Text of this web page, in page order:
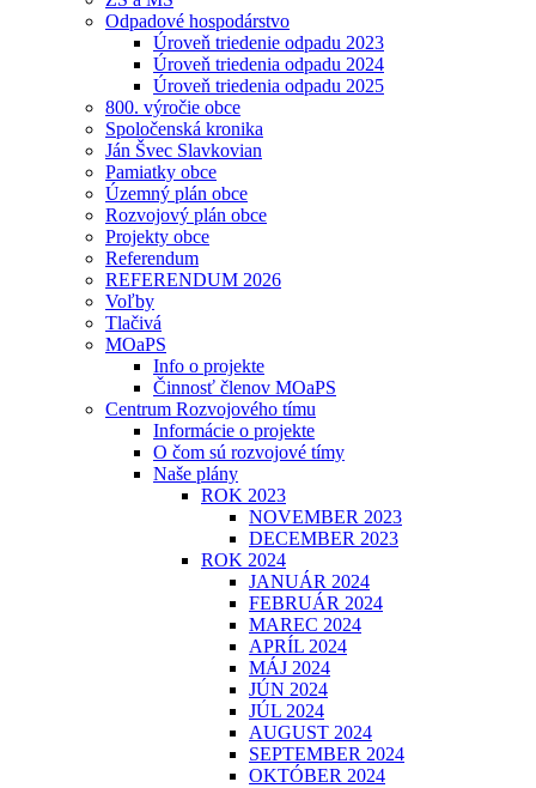
Odpadové hospodárstvo
Úroveň triedenie odpadu 2023
Úroveň triedenia odpadu 2024
Úroveň triedenia odpadu 2025
800. výročie obce
Spoločenská kronika
Ján Švec Slavkovian
Pamiatky obce
Územný plán obce
Rozvojový plán obce
Projekty obce
Referendum
REFERENDUM 2026
Voľby
Tlačivá
MOaPS
Info o projekte
Činnosť členov MOaPS
Centrum Rozvojového tímu
Informácie o projekte
O čom sú rozvojové tímy
Naše plány
ROK 2023
NOVEMBER 2023
DECEMBER 2023
ROK 2024
JANUÁR 2024
FEBRUÁR 2024
MAREC 2024
APRÍL 2024
MÁJ 2024
JÚN 2024
JÚL 2024
AUGUST 2024
SEPTEMBER 2024
OKTÓBER 2024